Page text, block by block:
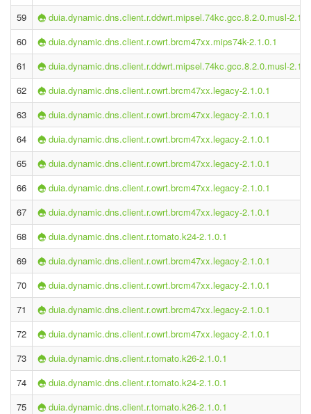
59
duia.dynamic.dns.client.r.ddwrt.mipsel.74kc.gcc.8.2.0.musl-
60
duia.dynamic.dns.client.r.owrt.brcm47xx.mips74k-2.1.0.1
61
duia.dynamic.dns.client.r.ddwrt.mipsel.74kc.gcc.8.2.0.musl-
62
duia.dynamic.dns.client.r.owrt.brcm47xx.legacy-2.1.0.1
63
duia.dynamic.dns.client.r.owrt.brcm47xx.legacy-2.1.0.1
64
duia.dynamic.dns.client.r.owrt.brcm47xx.legacy-2.1.0.1
65
duia.dynamic.dns.client.r.owrt.brcm47xx.legacy-2.1.0.1
66
duia.dynamic.dns.client.r.owrt.brcm47xx.legacy-2.1.0.1
67
duia.dynamic.dns.client.r.owrt.brcm47xx.legacy-2.1.0.1
68
duia.dynamic.dns.client.r.tomato.k24-2.1.0.1
69
duia.dynamic.dns.client.r.owrt.brcm47xx.legacy-2.1.0.1
70
duia.dynamic.dns.client.r.owrt.brcm47xx.legacy-2.1.0.1
71
duia.dynamic.dns.client.r.owrt.brcm47xx.legacy-2.1.0.1
72
duia.dynamic.dns.client.r.owrt.brcm47xx.legacy-2.1.0.1
73
duia.dynamic.dns.client.r.tomato.k26-2.1.0.1
74
duia.dynamic.dns.client.r.tomato.k24-2.1.0.1
75
duia.dynamic.dns.client.r.tomato.k26-2.1.0.1